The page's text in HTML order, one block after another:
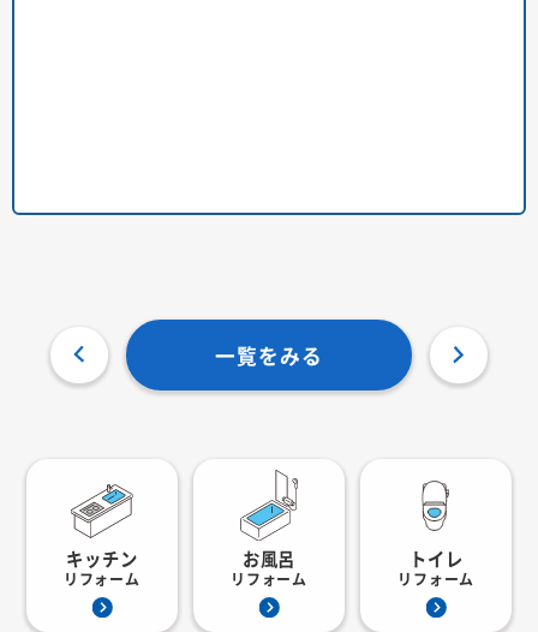
一覧をみる
キッチン
リフォーム
お風呂
リフォーム
トイレ
リフォーム